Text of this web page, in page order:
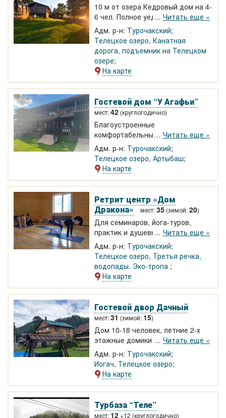
10 м от озера Кедровый дом на 4-
6 чел. Полное уединение,
благоустроенные номера, кухня,
беседка-барбекю. Кедровая баня
у озера.
Читать еще »
Адм. р-н: Турочакский
Телецкое озеро, Канатная
дорога, подъемник на Телецком
озере
На карте
Гостевой дом “У Агафьи”
мест:42 (круглогодично)
Благоустроенные
комфортабельные номера в
двухэтажном кедровом
корпусе.Террасы с прекрасным
видом на Телецкое озеро. Джип-
туры
Читать еще »
Адм. р-н: Турочакский
Телецкое озеро, Артыбаш
На карте
Ретрит центр «Дом
Дракона»
мест:35 (зимой:20)
Для семинаров, йога-туров,
практик и душевного отдыха.
Летний и зимний залы для йога
тренингов на берегу Телецкого
озера. Плавучая баня! Wi-Fi.
Благоустроенные номера и
теплые домики.
Читать еще »
Адм. р-н: Турочакский
Телецкое озеро, Третья речка,
водопады. Эко-тропа
На карте
Гостевой двор Дачный
мест:31 (зимой: 15)
Дом 10-18 человек, летние 2-х
этажные домики - этаж на 5
человек. Уютное, тихое место
прекрасно подходит для
спокойного, семейного отдыха.
Бассейн, детская зона, Wi-Fi
Читать еще »
Адм. р-н: Турочакский
Иогач, Телецкое озеро
На карте
Турбаза “Теле”
мест: 12+12 (круглогодично)